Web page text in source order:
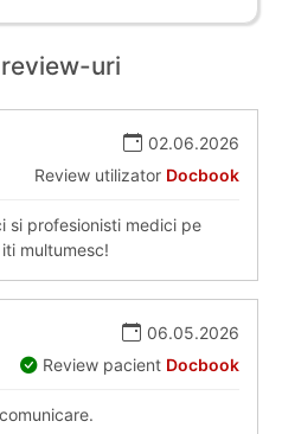
uri
02.06.2026
Review utilizator Docbook
si profesionisti medici pe
multumesc!
06.05.2026
Review pacient Docbook